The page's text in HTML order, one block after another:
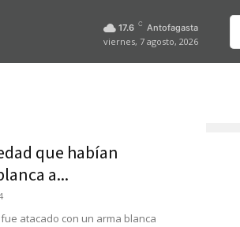
17.6 C Antofagasta
viernes, 7 agosto, 2026
que habían
a...
atacado con un arma blanca